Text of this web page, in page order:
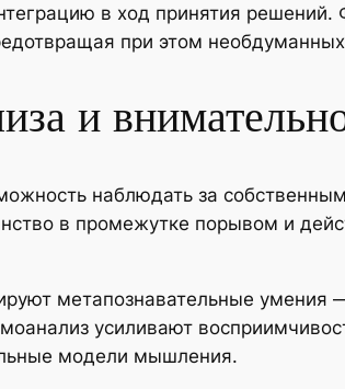
в ход принятия решений.
при этом
и
наблюдать за
в промежутке порывом и
метапознавательные
усиливают
модели мышления.